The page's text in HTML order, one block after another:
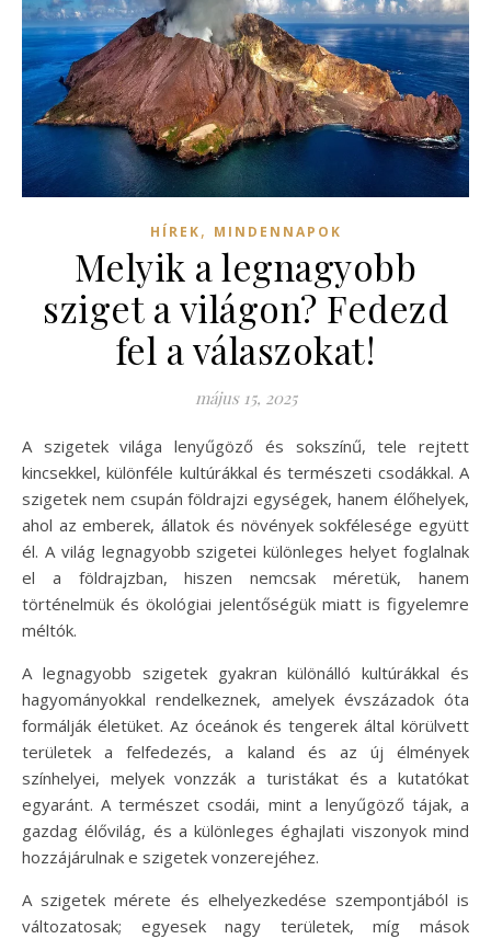
HÍREK, MINDENNAPOK
Melyik a legnagyobb
sziget a világon? Fedezd
fel a válaszokat!
május 15, 2025
A szigetek világa lenyűgöző és sokszínű, tele rejtett
kincsekkel, különféle kultúrákkal és természeti csodákkal. A
szigetek nem csupán földrajzi egységek, hanem élőhelyek,
ahol az emberek, állatok és növények sokfélesége együtt
él. A világ legnagyobb szigetei különleges helyet foglalnak
el a földrajzban, hiszen nemcsak méretük, hanem
történelmük és ökológiai jelentőségük miatt is figyelemre
méltók.
A legnagyobb szigetek gyakran különálló kultúrákkal és
hagyományokkal rendelkeznek, amelyek évszázadok óta
formálják életüket. Az óceánok és tengerek által körülvett
területek a felfedezés, a kaland és az új élmények
színhelyei, melyek vonzzák a turistákat és a kutatókat
egyaránt. A természet csodái, mint a lenyűgöző tájak, a
gazdag élővilág, és a különleges éghajlati viszonyok mind
hozzájárulnak e szigetek vonzerejéhez.
A szigetek mérete és elhelyezkedése szempontjából is
változatosak; egyesek nagy területek, míg mások